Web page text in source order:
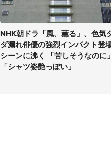
NHK朝ドラ「風、薫る」、色気
ダ漏れ俳優の強烈インパクト登
シーンに沸く 「苦しそうなのに」
「シャツ姿艶っぽい」